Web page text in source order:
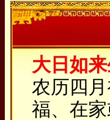
大日如来
农历四
福、在